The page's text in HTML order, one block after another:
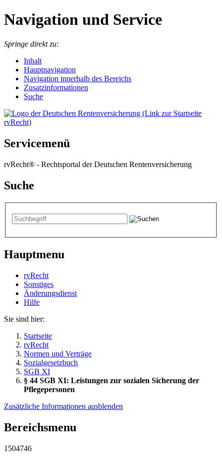
Navigation und Service
Springe direkt zu:
Inhalt
Hauptnavigation
Navigation innerhalb des Bereichs
Zusatzinformationen
Suche
Servicemenü
rvRecht® - Rechtsportal der Deutschen Rentenversicherung
Suche
Hauptmenu
rvRecht
Sonstiges
Änderungsdienst
Hil­fe
Sie sind hier:
Startseite
rvRecht
Normen und Verträge
Sozialgesetzbuch
SGB XI
§ 44 SGB XI: Leistungen zur sozialen Sicherung der
Pflegepersonen
Zusätzliche Informationen ausblenden
Bereichsmenu
1504746